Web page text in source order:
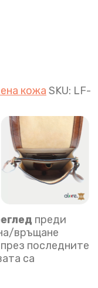
кожа SKU: LF-
преди
връщане
последните
са